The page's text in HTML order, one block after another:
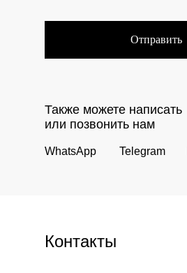
Отправить
Telegram
WhatsApp
Также можете написать
или позвонить нам
Контакты